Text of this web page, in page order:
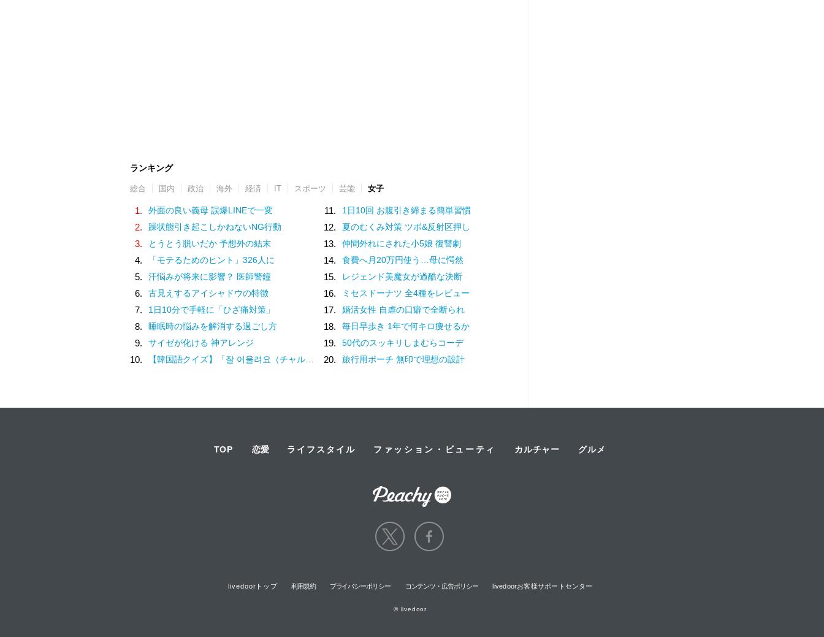
ランキング
総合 国内 政治 海外 経済 IT スポーツ 芸能 女子
1. 外面の良い義母 誤爆LINEで一変
2. 躁状態引き起こしかねないNG行動
3. とうとう脱いだか 予想外の結末
4. 「モテるためのヒント」326人に
5. 汗悩みが将来に影響？ 医師警鐘
6. 古見えするアイシャドウの特徴
7. 1日10分で手軽に「ひざ痛対策」
8. 睡眠時の悩みを解消する過ごし方
9. サイゼが化ける 神アレンジ
10. 【韓国語クイズ】「잘 어울려요（チャル オウルリョヨ）」の意味は？褒め言葉です♡
11. 1日10回 お腹引き締まる簡単習慣
12. 夏のむくみ対策 ツボ&反射区押し
13. 仲間外れにされた小5娘 復讐劇
14. 食費へ月20万円使う…母に愕然
15. レジェンド美魔女が過酷な決断
16. ミセスドーナツ 全4種をレビュー
17. 婚活女性 自虐の口癖で全断られ
18. 毎日早歩き 1年で何キロ痩せるか
19. 50代のスッキリしまむらコーデ
20. 旅行用ポーチ 無印で理想の設計
TOP 恋愛 ライフスタイル ファッション・ビューティ カルチャー グルメ
livedoorトップ 利用規約 プライバシーポリシー コンテンツ・広告ポリシー livedoorお客様サポートセンター
© livedoor